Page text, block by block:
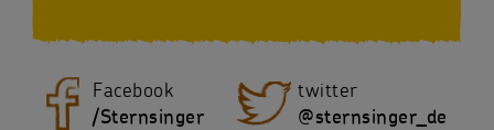
Facebook
/Sternsinger
twitter
@sternsinger_de